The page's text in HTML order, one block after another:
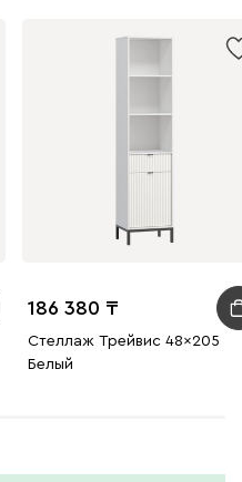
186 380
Стеллаж Трейвис 48x205
Белый